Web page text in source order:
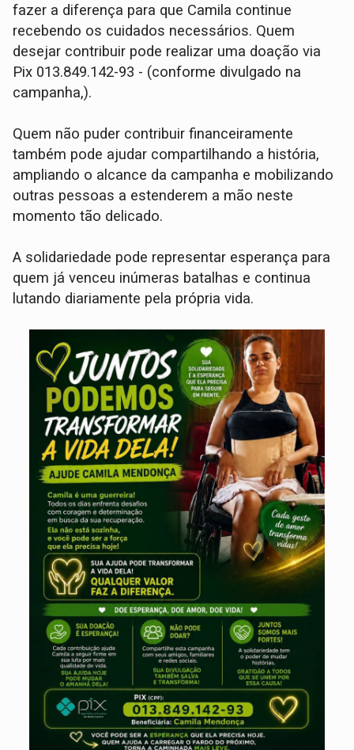
fazer a diferença para que Camila continue
recebendo os cuidados necessários. Quem
desejar contribuir pode realizar uma doação via
Pix 013.849.142-93 - (conforme divulgado na
campanha,).
Quem não puder contribuir financeiramente
também pode ajudar compartilhando a história,
ampliando o alcance da campanha e mobilizando
outras pessoas a estenderem a mão neste
momento tão delicado.
A solidariedade pode representar esperança para
quem já venceu inúmeras batalhas e continua
lutando diariamente pela própria vida.